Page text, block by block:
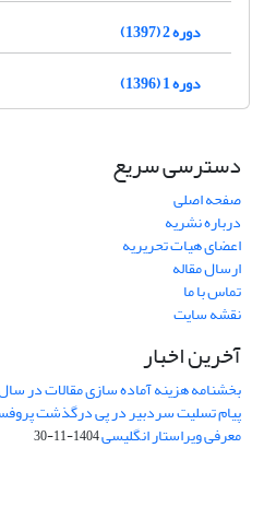
دوره 2 (1397)
دوره 1 (1396)
دسترسی سریع
صفحه اصلی
درباره نشریه
اعضای هیات تحریریه
ارسال مقاله
تماس با ما
نقشه سایت
آخرین اخبار
بخشنامه هزینه آماده سازی مقالات در سال
پیام تسلیت سردبیر در پی درگذشت
معرفی ویراستار انگلیسی1404-11-30